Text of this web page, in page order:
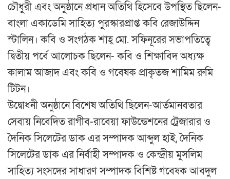
চৌধুরী এবং অনুষ্ঠানে প্রধান অতিথি হিসেবে উপস্থিত ছিলেন-
বাংলা একাডেমি সাহিত্য পুরস্কারপ্রাপ্ত কবি রেজাউদ্দিন
স্টালিন। কবি ও সংগঠক শাহ্ মো. সফিনূরের সভাপতিত্বে
দ্বিতীয় পর্বে আলোচক ছিলেন- কবি ও শিক্ষাবিদ অধ্যক্ষ
কালাম আজাদ এবং কবি ও গবেষক প্রাকৃতজ শামিম রুমি
টিটন।
উদ্বোধনী অনুষ্ঠানে বিশেষ অতিথি ছিলেন-আর্তমানবতার
সেবায় নিবেদিত রাগীব-রাবেয়া ফাউন্ডেশনের ট্রেজারার ও
দৈনিক সিলেটের ডাক এর সম্পাদক আব্দুল হাই, দৈনিক
সিলেটের ডাক এর নির্বাহী সম্পাদক ও কেন্দ্রীয় মুসলিম
সাহিত্য সংসদের সাধারণ সম্পাদক বিশিষ্ট গবেষক আবদুল